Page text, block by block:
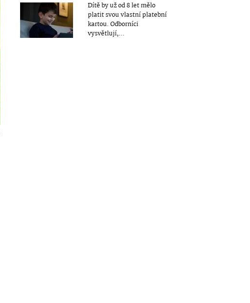
Dítě by už od 8 let mělo
platit svou vlastní platební
kartou. Odborníci
vysvětlují,...